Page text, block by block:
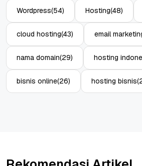
Wordpress(54) Hosting(48)
cloud hosting(43) email
nama domain(29) hosting
bisnis online(26) hosting bisnis